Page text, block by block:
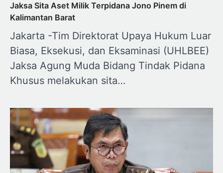
Jaksa Sita Aset Milik Terpidana Jono Pinem di
Kalimantan Barat
Jakarta -Tim Direktorat Upaya Hukum Luar
Biasa, Eksekusi, dan Eksaminasi (UHLBEE)
Jaksa Agung Muda Bidang Tindak Pidana
Khusus melakukan sita…